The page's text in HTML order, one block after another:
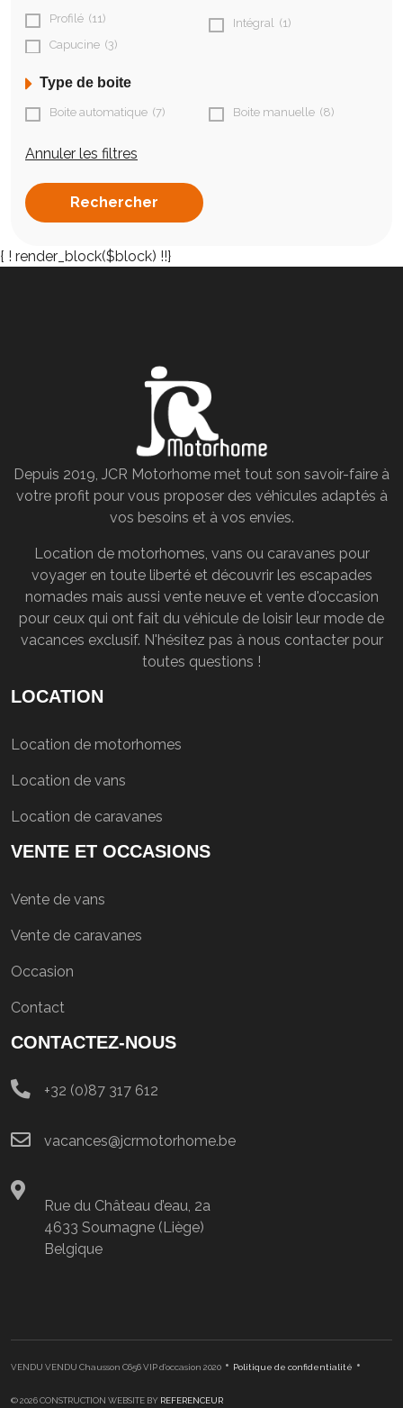
Profilé (11)
Capucine (3)
Intégral (1)
Type de boite
Boite automatique (7) Boite manuelle (8)
Annuler les filtres
{ ! render_block($block) !!}
Depuis 2019, JCR Motorhome met tout son savoir-faire à
votre profit pour vous proposer des véhicules adaptés à
vos besoins et à vos envies.
Location de motorhomes, vans ou caravanes pour
voyager en toute liberté et découvrir les escapades
nomades mais aussi vente neuve et vente d'occasion
pour ceux qui ont fait du véhicule de loisir leur mode de
vacances exclusif. N'hésitez pas à nous contacter pour
toutes questions !
LOCATION
Location de motorhomes
Location de vans
Location de caravanes
VENTE ET OCCASIONS
Vente de vans
Vente de caravanes
Occasion
Contact
CONTACTEZ-NOUS
+32 (0)87 317 612
vacances@jcrmotorhome.be
Rue du Château d’eau, 2a
4633 Soumagne (Liège)
Belgique
VENDU VENDU Chausson C656 VIP d’occasion 2020 • Politique de confidentialité •
© 2026 CONSTRUCTION WEBSITE BY REFERENCEUR